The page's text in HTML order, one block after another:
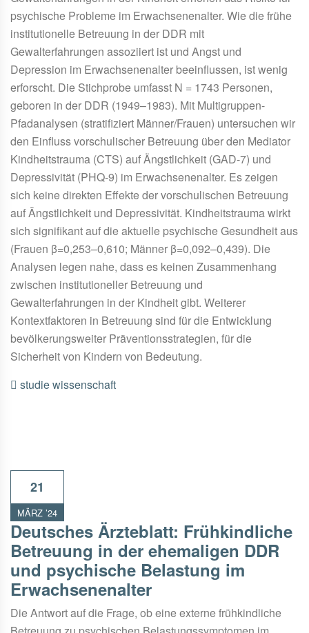
psychische Probleme im Erwachsenenalter. Wie die frühe
institutionelle Betreuung in der DDR mit
Gewalterfahrungen assoziiert ist und Angst und
Depression im Erwachsenenalter beeinflussen, ist wenig
erforscht. Die Stichprobe umfasst N = 1743 Personen,
geboren in der DDR (1949–1983). Mit Multigruppen-
Pfadanalysen (stratifiziert Männer/Frauen) untersuchen wir
den Einfluss vorschulischer Betreuung über den Mediator
Kindheitstrauma (CTS) auf Ängstlichkeit (GAD-7) und
Depressivität (PHQ-9) im Erwachsenenalter. Es zeigen
sich keine direkten Effekte der vorschulischen Betreuung
auf Ängstlichkeit und Depressivität. Kindheitstrauma wirkt
sich signifikant auf die aktuelle psychische Gesundheit aus
(Frauen β=0,253–0,610; Männer β=0,092–0,439). Die
Analysen legen nahe, dass es keinen Zusammenhang
zwischen institutioneller Betreuung und
Gewalterfahrungen in der Kindheit gibt. Weiterer
Kontextfaktoren in Betreuung sind für die Entwicklung
bevölkerungsweiter Präventionsstrategien, für die
Sicherheit von Kindern von Bedeutung.
studiewissenschaft
21
MÄRZ ’24
Deutsches Ärzteblatt: Frühkindliche
Betreuung in der ehemaligen DDR
und psychische Belastung im
Erwachsenenalter
Die Antwort auf die Frage, ob eine externe frühkindliche